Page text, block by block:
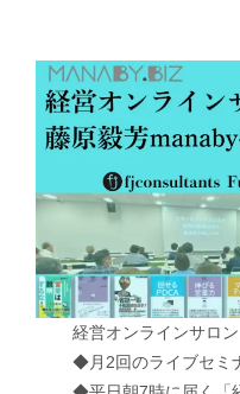
経営オンラインサロン
◆月2回のライブセミ